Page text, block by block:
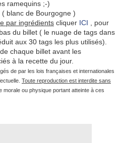
ramequins ;-)
blanc de Bourgogne )
par ingrédients cliquer ICI , pour
du billet ( le nuage de tags dans
aux 30 tags les plus utilisés).
chaque billet avant les
à la recette du jour.
de par les lois françaises et internationales
Toute reproduction est interdite sans
morale ou physique portant atteinte à ces